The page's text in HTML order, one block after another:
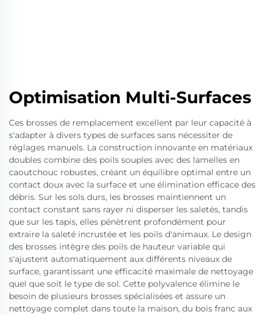
Optimisation Multi-Surfaces
Ces brosses de remplacement excellent par leur capacité à
s'adapter à divers types de surfaces sans nécessiter de
réglages manuels. La construction innovante en matériaux
doubles combine des poils souples avec des lamelles en
caoutchouc robustes, créant un équilibre optimal entre un
contact doux avec la surface et une élimination efficace des
débris. Sur les sols durs, les brosses maintiennent un
contact constant sans rayer ni disperser les saletés, tandis
que sur les tapis, elles pénètrent profondément pour
extraire la saleté incrustée et les poils d'animaux. Le design
des brosses intègre des poils de hauteur variable qui
s'ajustent automatiquement aux différents niveaux de
surface, garantissant une efficacité maximale de nettoyage
quel que soit le type de sol. Cette polyvalence élimine le
besoin de plusieurs brosses spécialisées et assure un
nettoyage complet dans toute la maison, du bois franc aux